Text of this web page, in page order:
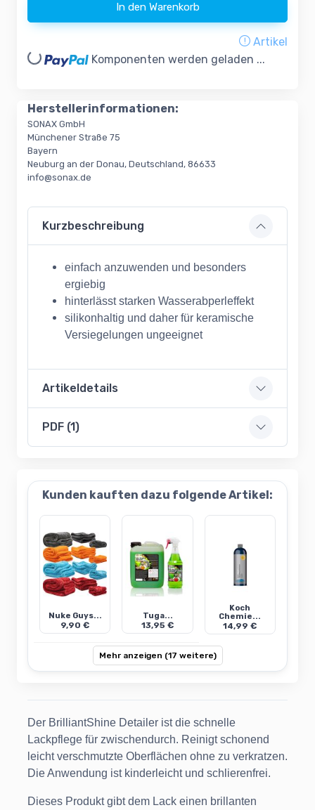
In den Warenkorb
Artikel
Komponenten werden geladen ...
Herstellerinformationen:
SONAX GmbH
Münchener Straße 75
Bayern
Neuburg an der Donau, Deutschland, 86633
info@sonax.de
Kurzbeschreibung
einfach anzuwenden und besonders
ergiebig
hinterlässt starken Wasserabperleffekt
silikonhaltig und daher für keramische
Versiegelungen ungeeignet
Artikeldetails
PDF (1)
Kunden kauften dazu folgende Artikel:
Nuke Guys...
9,90 €
Tuga...
13,95 €
Koch
Chemie...
14,99 €
Mehr anzeigen (17 weitere)
Der BrilliantShine Detailer ist die schnelle
Lackpflege für zwischendurch. Reinigt schonend
leicht verschmutzte Oberflächen ohne zu verkratzen.
Die Anwendung ist kinderleicht und schlierenfrei.
Dieses Produkt gibt dem Lack einen brillanten